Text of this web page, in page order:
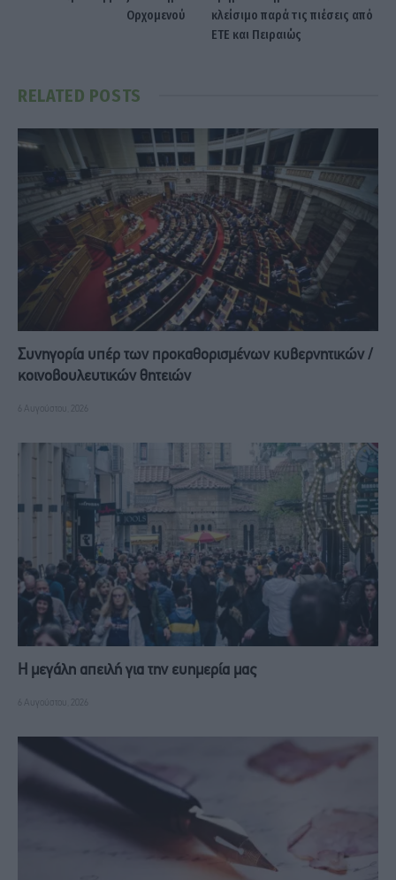
Ορχομενού
κλείσιμο παρά τις πιέσεις από
ΕΤΕ και Πειραιώς
RELATED POSTS
Συνηγορία υπέρ των προκαθορισμένων κυβερνητικών /
κοινοβουλευτικών θητειών
6 Αυγούστου, 2026
Η μεγάλη απειλή για την ευημερία μας
6 Αυγούστου, 2026